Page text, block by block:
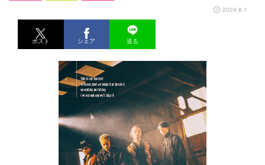
2024.8.1
ポスト シェア 送る